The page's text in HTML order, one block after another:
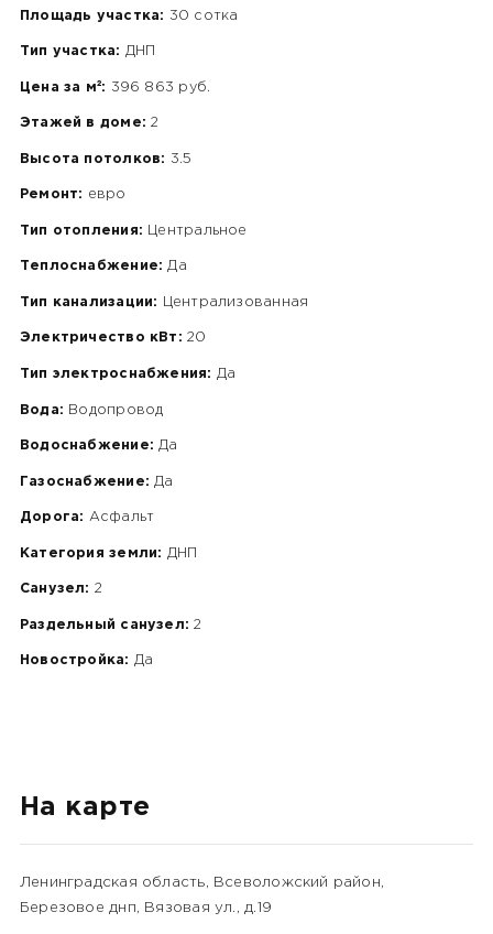
Площадь участка: 30 сотка
Тип участка: ДНП
Цена за м²: 396 863 руб.
Этажей в доме: 2
Высота потолков: 3.5
Ремонт: евро
Тип отопления: Центральное
Теплоснабжение: Да
Тип канализации: Централизованная
Электричество кВт: 20
Тип электроснабжения: Да
Вода: Водопровод
Водоснабжение: Да
Газоснабжение: Да
Дорога: Асфальт
Категория земли: ДНП
Санузел: 2
Раздельный санузел: 2
Новостройка: Да
На карте
Ленинградская область, Всеволожский район,
Березовое днп, Вязовая ул., д.19